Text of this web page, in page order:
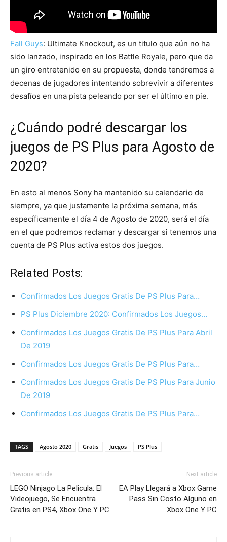
Fall Guys: Ultimate Knockout, es un titulo que aún no ha
sido lanzado, inspirado en los Battle Royale, pero que da
un giro entretenido en su propuesta, donde tendremos a
decenas de jugadores intentando sobrevivir a diferentes
desafíos en una pista peleando por ser el último en pie.
¿Cuándo podré descargar los
juegos de PS Plus para Agosto de
2020?
En esto al menos Sony ha mantenido su calendario de
siempre, ya que justamente la próxima semana, más
específicamente el día 4 de Agosto de 2020, será el día
en el que podremos reclamar y descargar si tenemos una
cuenta de PS Plus activa estos dos juegos.
Related Posts:
Confirmados Los Juegos Gratis De PS Plus Para…
PS Plus Diciembre 2020: Confirmados Los Juegos…
Confirmados Los Juegos Gratis De PS Plus Para Abril
De 2019
Confirmados Los Juegos Gratis De PS Plus Para…
Confirmados Los Juegos Gratis De PS Plus Para Junio
De 2019
Confirmados Los Juegos Gratis De PS Plus Para…
TAGS Agosto 2020 Gratis Juegos PS Plus
Previous article
LEGO Ninjago La Pelicula: El
Videojuego, Se Encuentra
Gratis en PS4, Xbox One Y PC
Next article
EA Play Llegará a Xbox Game
Pass Sin Costo Alguno en
Xbox One Y PC